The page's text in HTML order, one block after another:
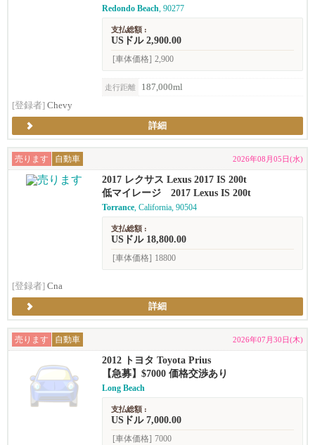
Redondo Beach, 90277
支払総額 :
USドル 2,900.00
[車体価格] 2,900
走行距離
187,000ml
[登録者] Chevy
詳細
売ります 自動車 2026年08月05日(水)
2017 レクサス Lexus 2017 IS 200t
低マイレージ 2017 Lexus IS 200t
Torrance, California, 90504
支払総額 :
USドル 18,800.00
[車体価格] 18800
[登録者] Cna
詳細
売ります 自動車 2026年07月30日(木)
2012 トヨタ Toyota Prius
【急募】$7000 価格交渉あり
Long Beach
支払総額 :
USドル 7,000.00
[車体価格] 7000